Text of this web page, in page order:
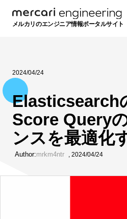
メルカリのエンジニア情報ポータルサイト
2024/04/24
Elasticsearch
Score Query
ンスを最適化
Author:mrkm4ntr , 2024/04/24